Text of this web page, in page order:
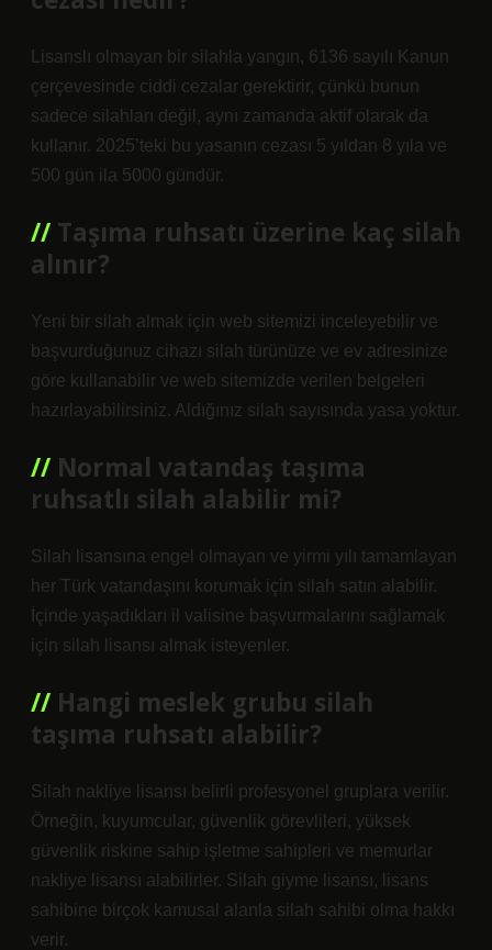
Lisanslı olmayan bir silahla yangın, 6136 sayılı Kanun
çerçevesinde ciddi cezalar gerektirir, çünkü bunun
sadece silahları değil, aynı zamanda aktif olarak da
kullanır. 2025’teki bu yasanın cezası 5 yıldan 8 yıla ve
500 gün ila 5000 gündür.
Taşıma ruhsatı üzerine kaç silah
alınır?
Yeni bir silah almak için web sitemizi inceleyebilir ve
başvurduğunuz cihazı silah türünüze ve ev adresinize
göre kullanabilir ve web sitemizde verilen belgeleri
hazırlayabilirsiniz. Aldığınız silah sayısında yasa yoktur.
Normal vatandaş taşıma
ruhsatlı silah alabilir mi?
Silah lisansına engel olmayan ve yirmi yılı tamamlayan
her Türk vatandaşını korumak için silah satın alabilir.
İçinde yaşadıkları il valisine başvurmalarını sağlamak
için silah lisansı almak isteyenler.
Hangi meslek grubu silah
taşıma ruhsatı alabilir?
Silah nakliye lisansı belirli profesyonel gruplara verilir.
Örneğin, kuyumcular, güvenlik görevlileri, yüksek
güvenlik riskine sahip işletme sahipleri ve memurlar
nakliye lisansı alabilirler. Silah giyme lisansı, lisans
sahibine birçok kamusal alanla silah sahibi olma hakkı
verir.